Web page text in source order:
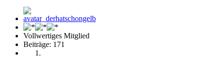
Vollwertiges Mitglied
Beiträge: 171